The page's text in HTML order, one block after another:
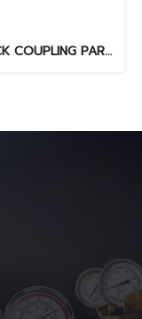
PP QUICK COUPLING PART "F" SIZE : 2"(BSPT)